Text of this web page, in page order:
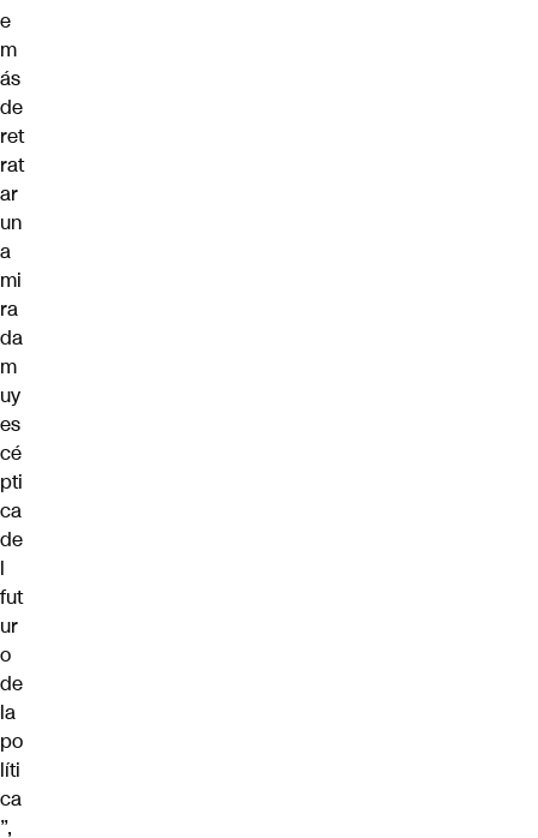
e
m
ás
de
ret
rat
ar
un
a
mi
ra
da
m
uy
es
cé
pti
ca
de
l
fut
ur
o
de
la
po
líti
ca
”,